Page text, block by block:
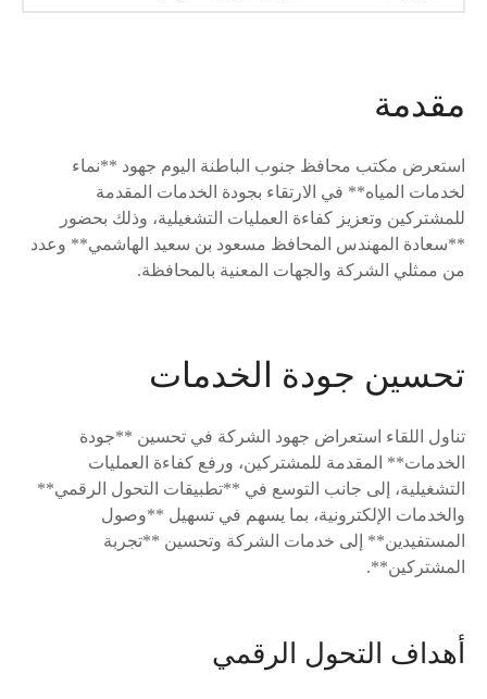
مقدمة
استعرض مكتب محافظ جنوب الباطنة اليوم جهود **نماء
لخدمات المياه** في الارتقاء بجودة الخدمات المقدمة
للمشتركين وتعزيز كفاءة العمليات التشغيلية، وذلك بحضور
**سعادة المهندس المحافظ مسعود بن سعيد الهاشمي** وعدد
من ممثلي الشركة والجهات المعنية بالمحافظة.
تحسين جودة الخدمات
تناول اللقاء استعراض جهود الشركة في تحسين **جودة
الخدمات** المقدمة للمشتركين، ورفع كفاءة العمليات
التشغيلية، إلى جانب التوسع في **تطبيقات التحول الرقمي**
والخدمات الإلكترونية، بما يسهم في تسهيل **وصول
المستفيدين** إلى خدمات الشركة وتحسين **تجربة
المشتركين**.
أهداف التحول الرقمي